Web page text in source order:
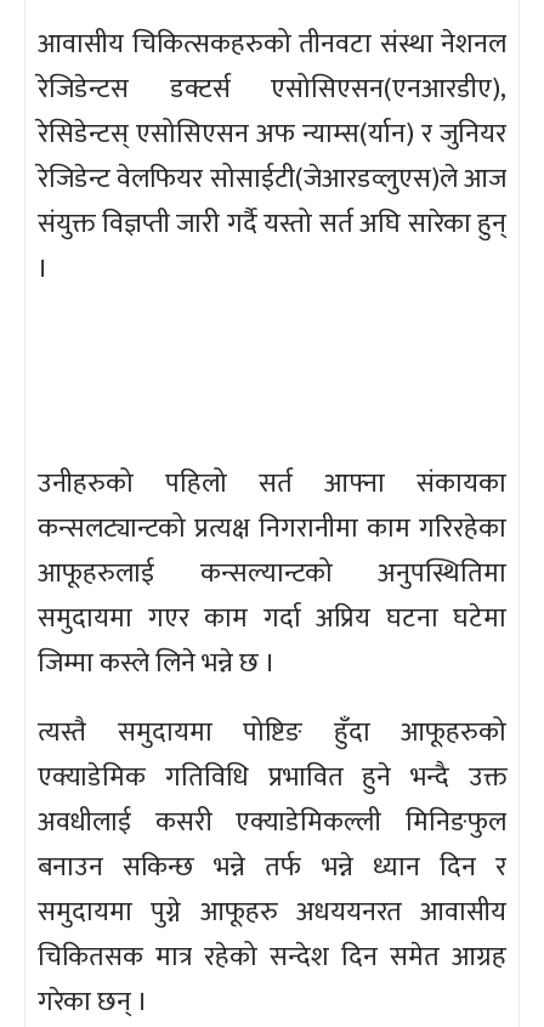
आवासीय चिकित्सकहरुको तीनवटा संस्था नेशनल
रेजिडेन्टस डक्टर्स एसोसिएसन(एनआरडीए),
रेसिडेन्टस् एसोसिएसन अफ न्याम्स(र्यान) र जुनियर
रेजिडेन्ट वेलफियर सोसाईटी(जेआरडव्लुएस)ले आज
संयुक्त विज्ञप्ती जारी गर्दै यस्तो सर्त अघि सारेका हुन्
।
उनीहरुको पहिलो सर्त आफ्ना संकायका
कन्सलट्यान्टको प्रत्यक्ष निगरानीमा काम गरिरहेका
आफूहरुलाई कन्सल्यान्टको अनुपस्थितिमा
समुदायमा गएर काम गर्दा अप्रिय घटना घटेमा
जिम्मा कस्ले लिने भन्ने छ ।
त्यस्तै समुदायमा पोष्टिङ हुँदा आफूहरुको
एक्याडेमिक गतिविधि प्रभावित हुने भन्दै उक्त
अवधीलाई कसरी एक्याडेमिकल्ली मिनिङफुल
बनाउन सकिन्छ भन्ने तर्फ भन्ने ध्यान दिन र
समुदायमा पुग्ने आफूहरु अधययनरत आवासीय
चिकितसक मात्र रहेको सन्देश दिन समेत आग्रह
गरेका छन् ।